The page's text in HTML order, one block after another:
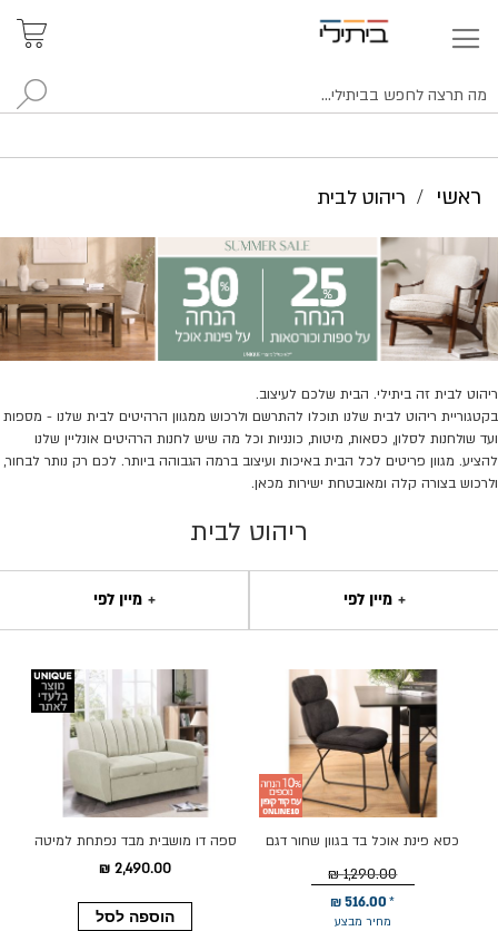
ראשי ריהוט לבית
ריהוט לבית זה ביתילי. הבית שלכם לעיצוב.
בקטגוריית ריהוט לבית שלנו תוכלו להתרשם ולרכוש ממגוון הרהיטים לבית שלנו - מספות
ועד שולחנות לסלון, כסאות, מיטות, כונניות וכל מה שיש לחנות הרהיטים אונליין שלנו
להציע. מגוון פריטים לכל הבית באיכות ועיצוב ברמה הגבוהה ביותר. לכם רק נותר לבחור,
ולרכוש בצורה קלה ומאובטחת ישירות מכאן.
ריהוט לבית
כסא פינת אוכל בד בגוון שחור דגם
מחיר מבצע
516.00 ₪
1,290.00 ₪
ספה דו מושבית מבד נפתחת למיטה
זוגית דגם נפאל בגוון קרם
2,490.00 ₪
הוספה לסל
מיין לפי מיין לפי